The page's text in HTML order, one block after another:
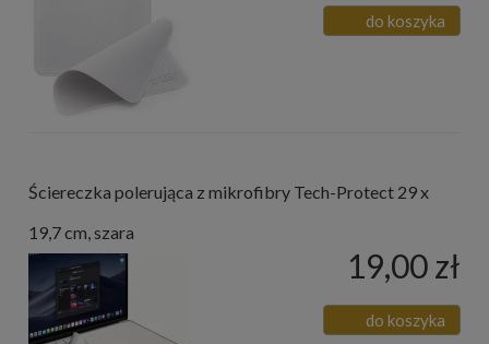
do koszyka
Ściereczka polerująca z mikrofibry Tech-Protect 29 x
19,7 cm, szara
19,00 zł
do koszyka